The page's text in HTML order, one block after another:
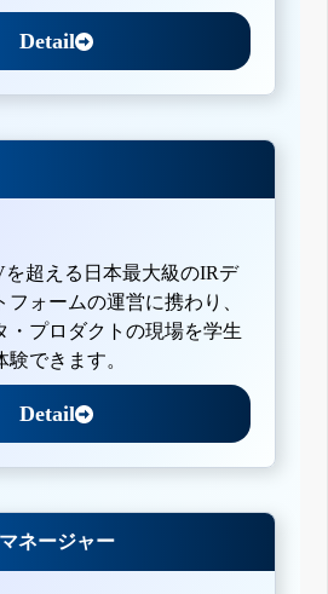
Detail
を超える日本最大級のIRデ
フォームの運営に携わり、
・プロダクトの現場を学生
できます。
Detail
ネージャー